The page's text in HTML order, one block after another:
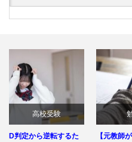
校受験
逆転するた
勉強
【元教師が解説】中学